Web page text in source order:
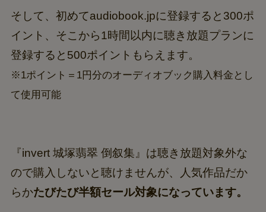
そして、初めてaudiobook.jpに登録すると300ポ
イント、そこから1時間以内に聴き放題プランに
登録すると500ポイントもらえます。
※1ポイント＝1円分のオーディオブック購入料金とし
て使用可能
『invert 城塚翡翠 倒叙集』は聴き放題対象外な
ので購入しないと聴けませんが、人気作品だか
らかたびたび半額セール対象になっています。